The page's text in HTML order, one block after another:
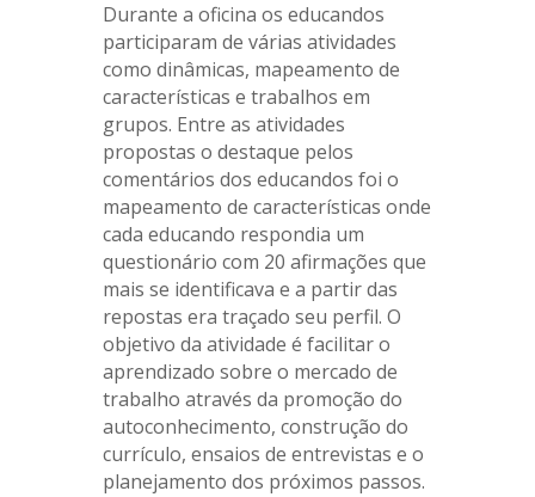
Durante a oficina os educandos
participaram de várias atividades
como dinâmicas, mapeamento de
características e trabalhos em
grupos. Entre as atividades
propostas o destaque pelos
comentários dos educandos foi o
mapeamento de características onde
cada educando respondia um
questionário com 20 afirmações que
mais se identificava e a partir das
repostas era traçado seu perfil. O
objetivo da atividade é facilitar o
aprendizado sobre o mercado de
trabalho através da promoção do
autoconhecimento, construção do
currículo, ensaios de entrevistas e o
planejamento dos próximos passos.